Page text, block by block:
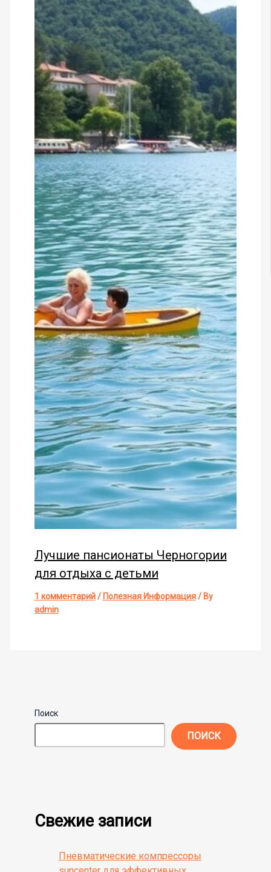
Лучшие пансионаты Черногории
для отдыха с детьми
1 комментарий / Полезная Информация/ By
admin
Поиск
ПОИСК
Свежие записи
Пневматические компрессоры